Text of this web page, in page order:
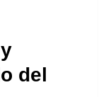
del